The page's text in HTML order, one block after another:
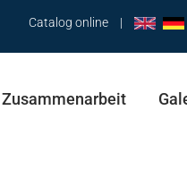
Catalog online |
Zusammenarbeit